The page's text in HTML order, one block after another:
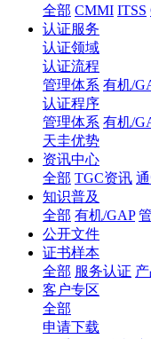
全部 CMMI ITSS
认证服务
认证领域
认证流程
管理体系 有机/
认证程序
管理体系 有机/
天圭优势
资讯中心
全部 TGC资讯
知识普及
全部 有机/GAP
公开文件
证书样本
全部 服务认证
客户专区
全部
申请下载